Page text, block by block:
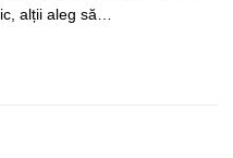
alții aleg să…